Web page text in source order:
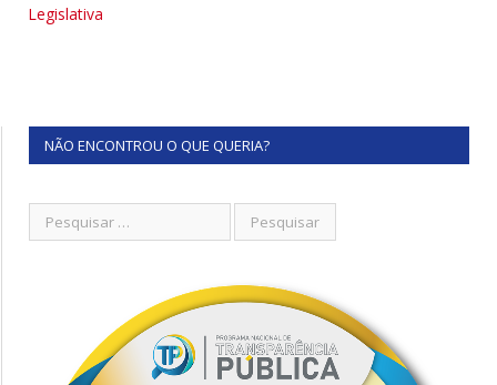
Legislativa
NÃO ENCONTROU O QUE QUERIA?